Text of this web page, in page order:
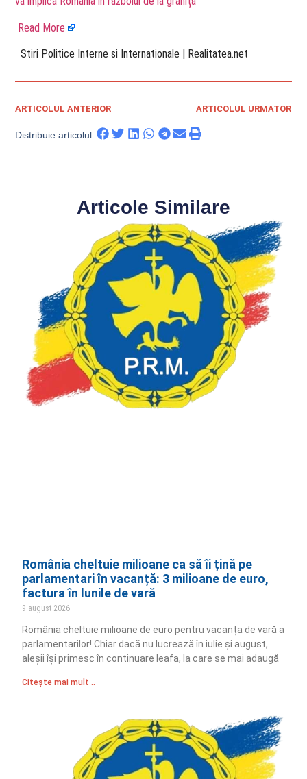
Read More
​ Stiri Politice Interne si Internationale | Realitatea.net
ARTICOLUL ANTERIOR ARTICOLUL URMATOR
Distribuie articolul:
Articole Similare
România cheltuie milioane ca să îi țină pe
parlamentari în vacanță: 3 milioane de euro,
factura în lunile de vară
9 august 2026
România cheltuie milioane de euro pentru vacanța de vară a
parlamentarilor! Chiar dacă nu lucrează în iulie și august,
aleșii își primesc în continuare leafa, la care se mai adaugă
Citește mai mult ..